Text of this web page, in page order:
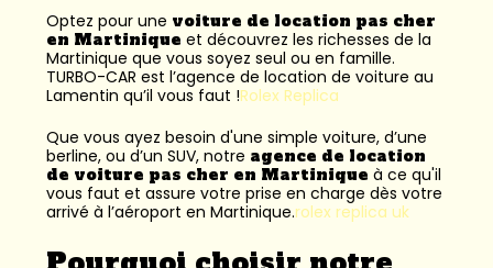
Optez pour une voiture de location pas cher
en Martinique et découvrez les richesses de la
Martinique que vous soyez seul ou en famille.
TURBO-CAR est l’agence de location de voiture au
Lamentin qu’il vous faut !Rolex Replica
Que vous ayez besoin d'une simple voiture, d’une
berline, ou d’un SUV, notre agence de location
de voiture pas cher en Martinique à ce qu'il
vous faut et assure votre prise en charge dès votre
arrivé à l’aéroport en Martinique.rolex replica uk